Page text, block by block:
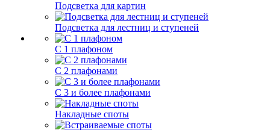
Подсветка для картин
Подсветка для лестниц и ступеней
С 1 плафоном
С 2 плафонами
С 3 и более плафонами
Накладные споты